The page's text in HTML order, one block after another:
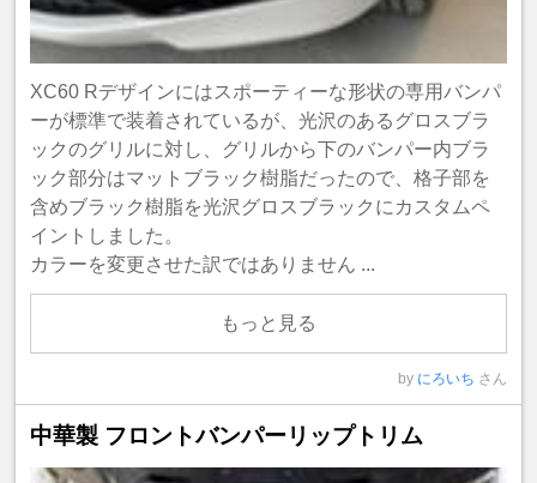
XC60 Rデザインにはスポーティーな形状の専用バンパ
ーが標準で装着されているが、光沢のあるグロスブラ
ックのグリルに対し、グリルから下のバンパー内ブラ
ック部分はマットブラック樹脂だったので、格子部を
含めブラック樹脂を光沢グロスブラックにカスタムペ
イントしました。
カラーを変更させた訳ではありません ...
もっと見る
by にろいち さん
中華製 フロントバンパーリップトリム